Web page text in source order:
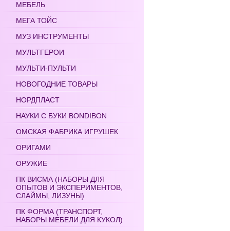
МЕБЕЛЬ
МЕГА ТОЙС
МУЗ ИНСТРУМЕНТЫ
МУЛЬТГЕРОИ
МУЛЬТИ-ПУЛЬТИ
НОВОГОДНИЕ ТОВАРЫ
НОРДПЛАСТ
НАУКИ С БУКИ BONDIBON
ОМСКАЯ ФАБРИКА ИГРУШЕК
ОРИГАМИ
ОРУЖИЕ
ПК ВИСМА (НАБОРЫ ДЛЯ
ОПЫТОВ И ЭКСПЕРИМЕНТОВ,
СЛАЙМЫ, ЛИЗУНЫ)
ПК ФОРМА (ТРАНСПОРТ,
НАБОРЫ МЕБЕЛИ ДЛЯ КУКОЛ)